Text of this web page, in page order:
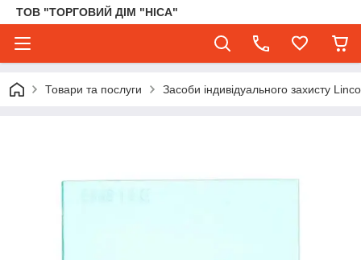
ТОВ "ТОРГОВИЙ ДІМ "НІСА"
Товари та послуги Засоби індивідуального захисту